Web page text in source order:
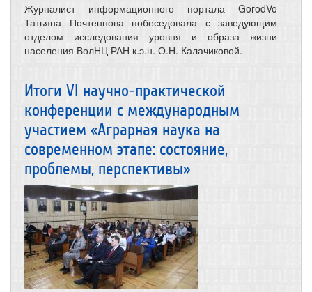
Журналист информационного портала GorodVo
Татьяна Почтеннова побеседовала с заведующим
отделом исследования уровня и образа жизни
населения ВолНЦ РАН к.э.н. О.Н. Калачиковой.
Итоги VI научно-практической
конференции с международным
участием «Аграрная наука на
современном этапе: состояние,
проблемы, перспективы»